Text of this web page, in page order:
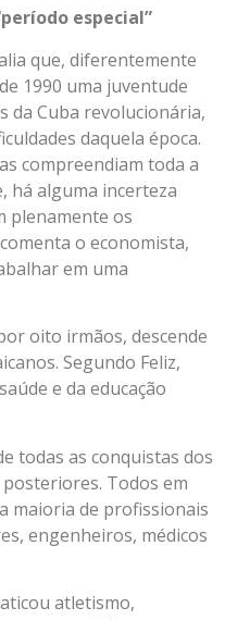
especial”
que, diferentemente
1990 uma juventude
da Cuba revolucionária,
daquela época.
compreendiam toda a
há alguma incerteza
plenamente os
o economista,
em uma
oito irmãos, descende
Segundo Feliz,
e da educação
todas as conquistas dos
Todos em
maioria de profissionais
engenheiros, médicos
atletismo,